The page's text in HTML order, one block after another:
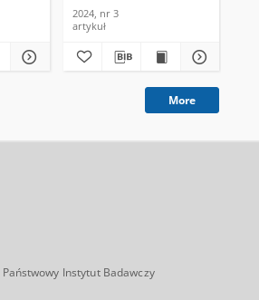
2024, nr 3
artykuł
More
Instytut Badawczy